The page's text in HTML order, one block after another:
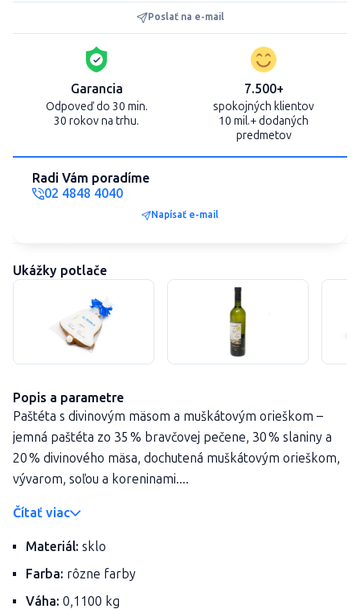
Poslať na e-mail
Garancia
Odpoveď do 30 min.
30 rokov na trhu.
7.500+
spokojných klientov
10 mil.+ dodaných
predmetov
Radi Vám poradíme
02 4848 4040
Napísať e-mail
Ukážky potlače
Popis a parametre
Paštéta s divinovým mäsom a muškátovým orieškom –
jemná paštéta zo 35 % bravčovej pečene, 30 % slaniny a
20 % divinového mäsa, dochutená muškátovým orieškom,
vývarom, soľou a koreninami....
Čítať viac
Materiál: sklo
Farba: rôzne farby
Váha: 0,1100 kg